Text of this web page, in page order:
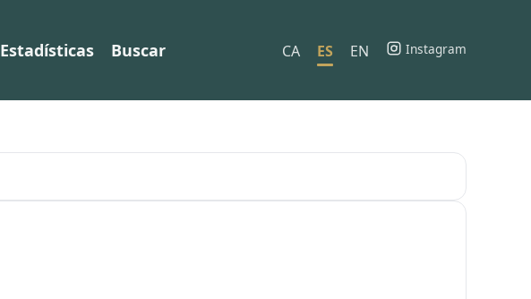
Estadísticas Buscar CA ES EN Instagram